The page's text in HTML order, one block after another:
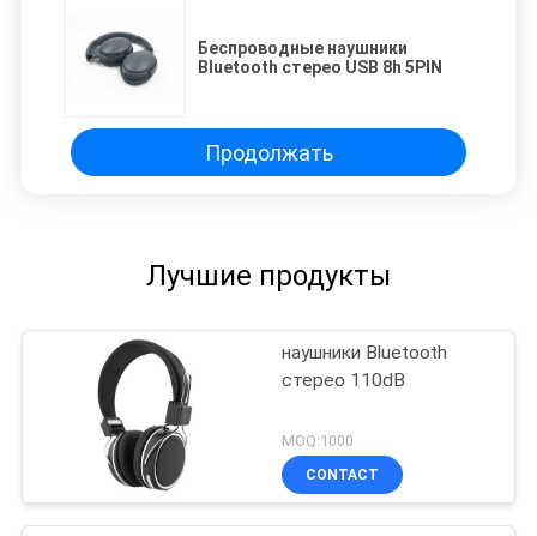
Беспроводные наушники
Bluetooth стерео USB 8h 5PIN
Продолжать
Лучшие продукты
наушники Bluetooth
стерео 110dB
MOQ:1000
CONTACT